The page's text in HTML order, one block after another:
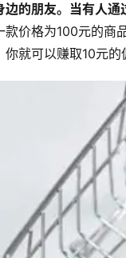
边的朋友。当有人
款价格为100元的商
就可以赚取10元的